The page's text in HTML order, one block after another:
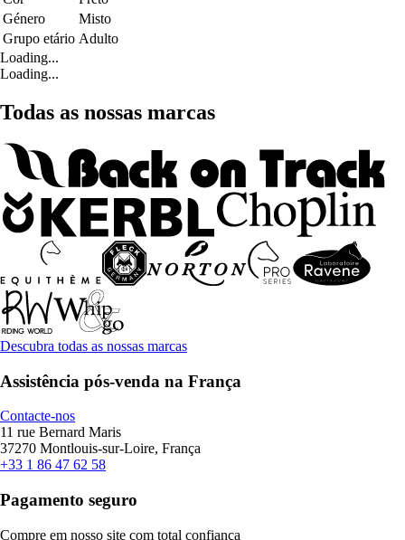
Género
Misto
Grupo etário Adulto
Loading...
Loading...
Todas as nossas marcas
Descubra todas as nossas marcas
Assistência pós-venda na França
Contacte-nos
11 rue Bernard Maris
37270 Montlouis-sur-Loire, França
+33 1 86 47 62 58
Pagamento seguro
Compre em nosso site com total confiança